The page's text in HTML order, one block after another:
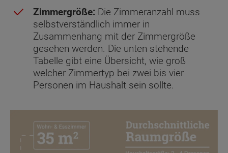
Zimmergröße: Die Zimmeranzahl muss
selbstverständlich immer in
Zusammenhang mit der Zimmergröße
gesehen werden. Die unten stehende
Tabelle gibt eine Übersicht, wie groß
welcher Zimmertyp bei zwei bis vier
Personen im Haushalt sein sollte.